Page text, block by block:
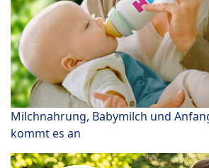
Milchnahrung, Babymilch und
kommt es an